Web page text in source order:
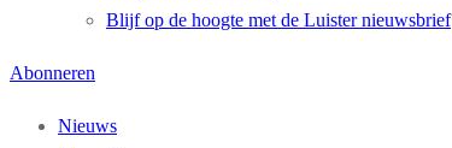
Blijf op de hoogte met de Luister nieuwsbrief
Abonneren
Nieuws